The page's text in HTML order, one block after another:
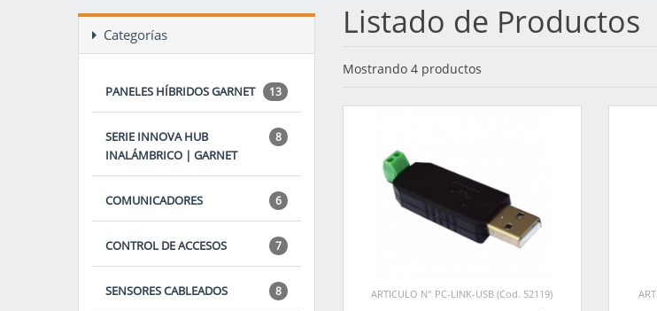
Categorías
13
PANELES HÍBRIDOS GARNET
8
SERIE INNOVA HUB
INALÁMBRICO | GARNET
6
COMUNICADORES
7
CONTROL DE ACCESOS
8
SENSORES CABLEADOS
Listado de Productos
Mostrando 4 productos
ARTICULO N° PC-LINK-USB (Cod. 52119)